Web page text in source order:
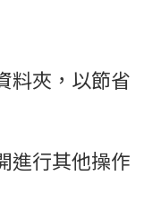
料夾，以節省
進行其他操作